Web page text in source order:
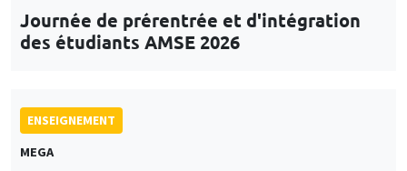
Journée de prérentrée et d'intégration
des étudiants AMSE 2026
ENSEIGNEMENT
MEGA